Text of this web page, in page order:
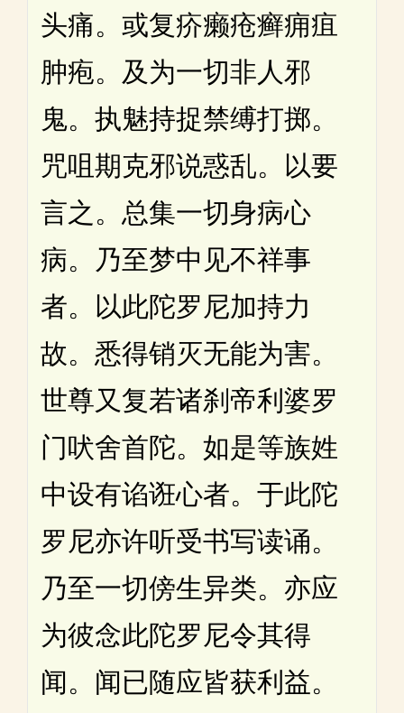
头痛。或复疥癞疮癣痈疽
肿疱。及为一切非人邪
鬼。执魅持捉禁缚打掷。
咒咀期克邪说惑乱。以要
言之。总集一切身病心
病。乃至梦中见不祥事
者。以此陀罗尼加持力
故。悉得销灭无能为害。
世尊又复若诸刹帝利婆罗
门吠舍首陀。如是等族姓
中设有谄诳心者。于此陀
罗尼亦许听受书写读诵。
乃至一切傍生异类。亦应
为彼念此陀罗尼令其得
闻。闻已随应皆获利益。